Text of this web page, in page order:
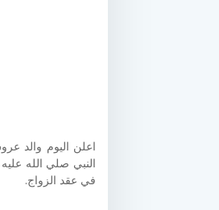
اعلن اليوم والد
النبي صلي الله
في عقد الزواج.